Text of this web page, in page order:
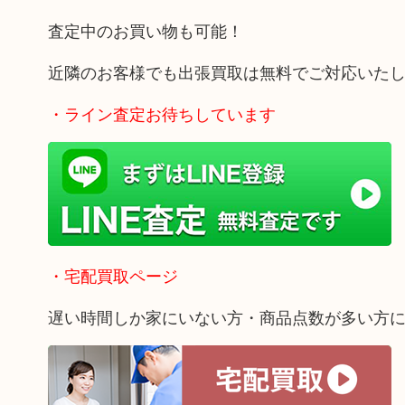
査定中のお買い物も可能！
近隣のお客様でも出張買取は無料でご対応いたし
・ライン査定お待ちしています
・宅配買取ページ
遅い時間しか家にいない方・商品点数が多い方